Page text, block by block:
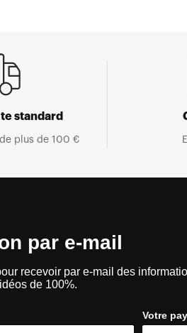
standard
plus de 100 €
par e-mail
recevoir par e-mail des
de 100%.
Votre